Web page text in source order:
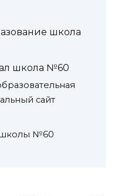
школа
школа №60
сайт
№60